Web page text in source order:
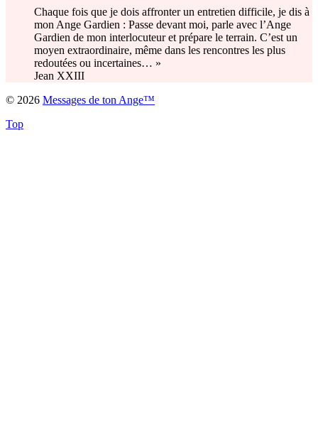
Chaque fois que je dois affronter un entretien difficile, je dis à
mon Ange Gardien : Passe devant moi, parle avec l’Ange
Gardien de mon interlocuteur et prépare le terrain. C’est un
moyen extraordinaire, même dans les rencontres les plus
redoutées ou incertaines… »
Jean XXIII
© 2026 Messages de ton Ange™
Top